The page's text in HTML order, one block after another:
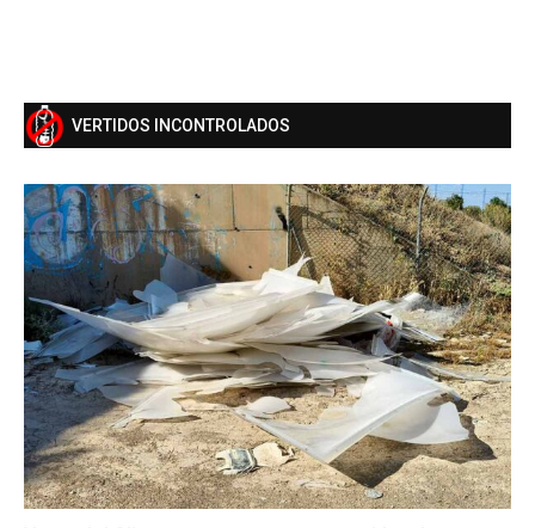
VERTIDOS INCONTROLADOS